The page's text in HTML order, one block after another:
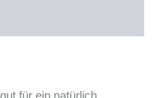
für ein natürlich